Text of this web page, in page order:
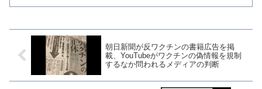
朝日新聞が反ワクチンの書籍広告を掲
載、YouTubeがワクチンの偽情報を規制
するなか問われるメディアの判断